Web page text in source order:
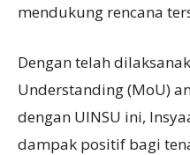
mendukung rencana
Dengan telah
Understanding (MoU)
dengan UINSU ini,
dampak positif bagi